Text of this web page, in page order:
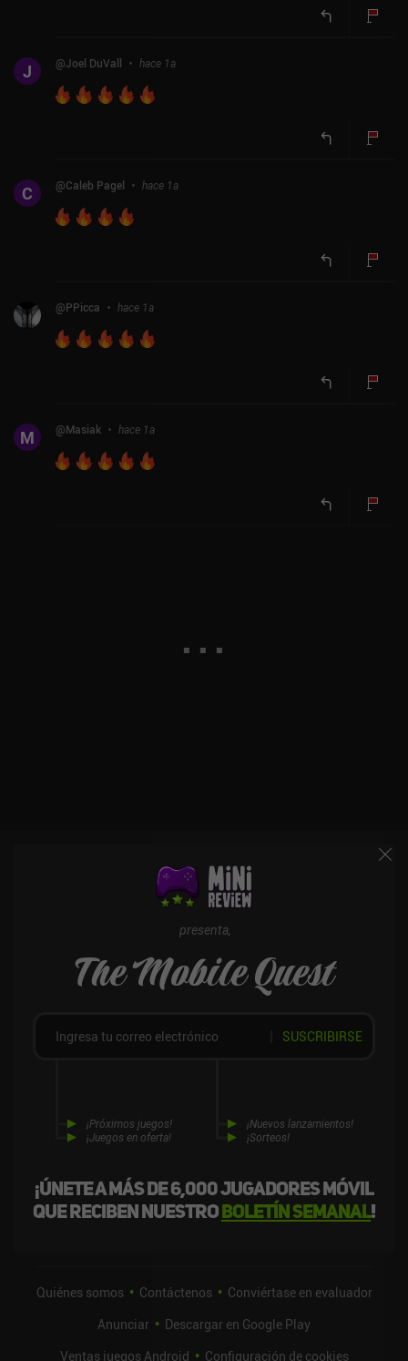
J @Joel DuVall hace 1a
C @Caleb Pagel hace 1a
@PPicca hace 1a
M @Masiak hace 1a
presenta,
The Mobile Quest
¡Únete a más de 6,000 jugadores móvil
que reciben nuestroboletín semanal!
¡Próximos juegos!
¡Juegos en oferta!
¡Nuevos lanzamientos!
¡Sorteos!
SUSCRIBIRSE
Quiénes somos Contáctenos
Conviértase en evaluador
Anunciar
Descargar en Google Play
Ventas juegos Android
Configuración de cookies